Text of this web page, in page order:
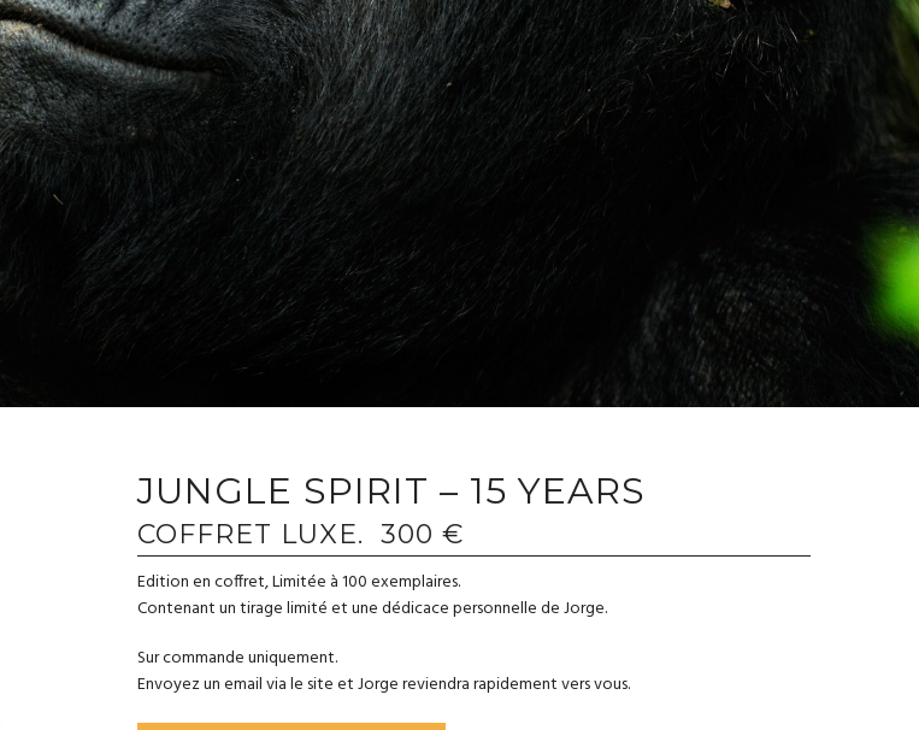
JUNGLE SPIRIT – 15 YEARS
COFFRET LUXE. 300 €
Edition en coffret, Limitée à 100 exemplaires.
Contenant un tirage limité et une dédicace personnelle de Jorge.
Sur commande uniquement.
Envoyez un email via le site et Jorge reviendra rapidement vers vous.